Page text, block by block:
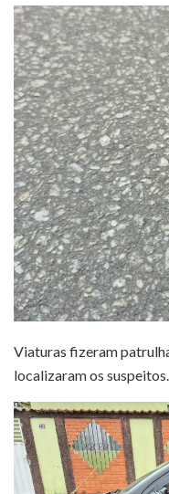
Viaturas fizeram
localizaram os suspeitos.